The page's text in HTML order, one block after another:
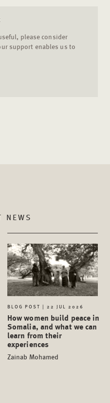
please consider
support enables us to
NEWS
BLOG POST | 22 JUL 2026
How women build peace in
Somalia, and what we can
learn from their
experiences
Zainab Mohamed